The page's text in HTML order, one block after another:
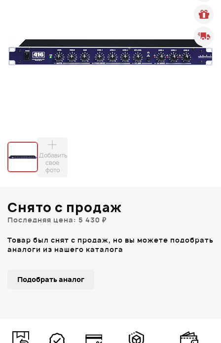
Добавить
свое
фото
Снято с продаж
Последняя цена: 5 430 ₽
Товар был снят с продаж, но вы можете подобрать
аналоги из нашего каталога
Подобрать аналог